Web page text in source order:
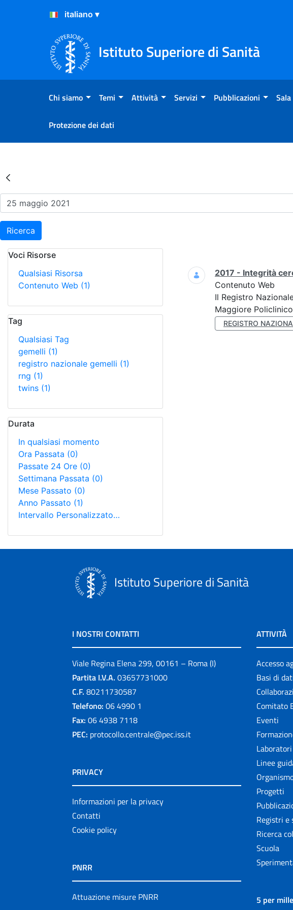
Salta al Contenuto
Salta al Footer
Istituto Superiore di Sanità
Chi siamo Temi Attività Servizi Pubblicazioni
Protezione dei dati
Risultati della Ricerca - Eventi
Ricerca
Voci Risorse
Qualsiasi Risorsa
Contenuto Web (1)
Tag
Qualsiasi Tag
gemelli (1)
registro nazionale gemelli (1)
rng (1)
twins (1)
Durata
In qualsiasi momento
Ora Passata (0)
Passate 24 Ore (0)
Settimana Passata (0)
Mese Passato (0)
Anno Passato (1)
Intervallo Personalizzato…
Ricerca
2017 - Integrità
Contenuto Web
Il Registro
Maggiore
REGISTRO
Istituto Superiore di Sanità
I NOSTRI CONTATTI
Viale Regina Elena 299, 00161 – Roma (I)
Partita I.V.A. 03657731000
C.F. 80211730587
Telefono: 06 4990 1
Fax: 06 4938 7118
PEC: protocollo.centrale@pec.iss.it
PRIVACY
Informazioni per la privacy
Contatti
Cookie policy
PNRR
Attuazione misure PNRR
ATTIVITÀ
Accesso
Basi di
Comitato
Eventi
Linee
Progetti
Registri e
Ricerca
Scuola
5 per mille